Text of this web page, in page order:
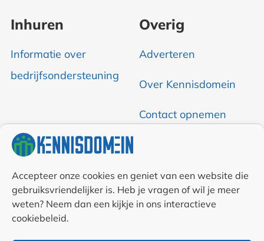
Accepteer onze cookies en geniet van een website die
gebruiksvriendelijker is. Heb je vragen of wil je meer
weten? Neem dan een kijkje in ons interactieve
cookiebeleid.
Inhuren
Informatie over
bedrijfsondersteuning
Overig
Adverteren
Over Kennisdomein
Contact opnemen
Auteurs
Samenwerkingen en